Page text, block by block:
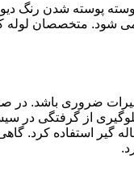
پوسته شدن رنگ
می شود. متخصصان
ضروری باشد. در
از گرفتگی در
گیر استفاده کرد.